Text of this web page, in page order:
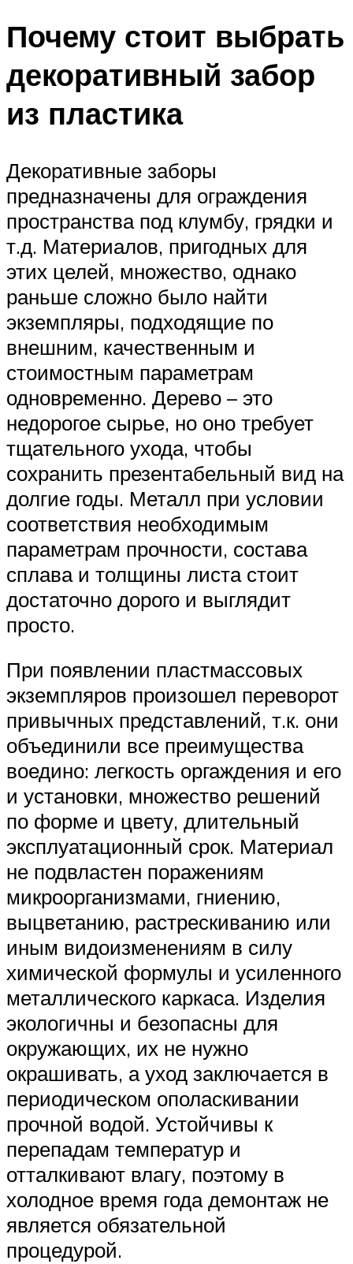
Почему стоит выбрать
декоративный забор
из пластика
Декоративные заборы
предназначены для ограждения
пространства под клумбу, грядки и
т.д. Материалов, пригодных для
этих целей, множество, однако
раньше сложно было найти
экземпляры, подходящие по
внешним, качественным и
стоимостным параметрам
одновременно. Дерево – это
недорогое сырье, но оно требует
тщательного ухода, чтобы
сохранить презентабельный вид на
долгие годы. Металл при условии
соответствия необходимым
параметрам прочности, состава
сплава и толщины листа стоит
достаточно дорого и выглядит
просто.
При появлении пластмассовых
экземпляров произошел переворот
привычных представлений, т.к. они
объединили все преимущества
воедино: легкость оргаждения и его
и установки, множество решений
по форме и цвету, длительный
эксплуатационный срок. Материал
не подвластен поражениям
микроорганизмами, гниению,
выцветанию, растрескиванию или
иным видоизменениям в силу
химической формулы и усиленного
металлического каркаса. Изделия
экологичны и безопасны для
окружающих, их не нужно
окрашивать, а уход заключается в
периодическом ополаскивании
прочной водой. Устойчивы к
перепадам температур и
отталкивают влагу, поэтому в
холодное время года демонтаж не
является обязательной
процедурой.